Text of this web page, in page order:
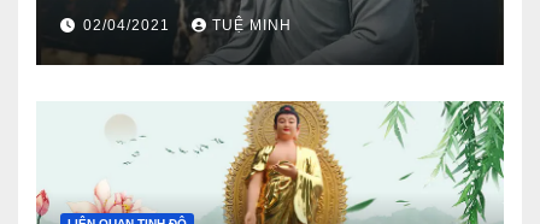
02/04/2021 TUỆ MINH